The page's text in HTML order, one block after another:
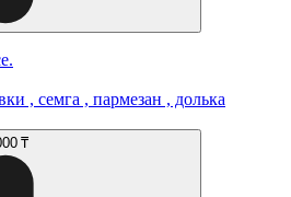
, семга , пармезан , долька
₸